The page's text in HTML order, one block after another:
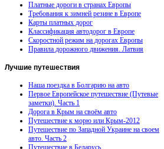
Платные дороги в странах Европы
Требования к зимней резине в Европе
Карты платных дорог
Классификация автодорог в Европе
Скоростной режим на дорогах Европы
Правила дорожного движения. Латвия
Лучшие путешествия
Наша поездка в Болгарию на авто
Первое Европейское путешествие (Путевые
заметки). Часть 1
Дорога в Крым на своём авто
Путешествие к морю или Крым-2012
Путешествие по Западной Украине на своем
авто. Часть 2